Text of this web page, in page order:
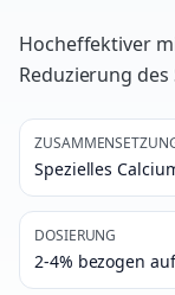
Hocheffektiver
Reduzierung des
Spezielles
DOSIERUNG
2-4% bezogen